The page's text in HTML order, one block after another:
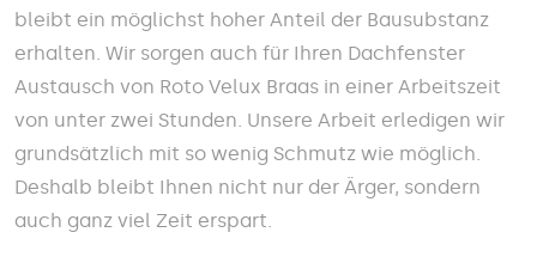
bleibt ein möglichst hoher Anteil der Bausubstanz
erhalten. Wir sorgen auch für Ihren Dachfenster
Austausch von Roto Velux Braas in einer Arbeitszeit
von unter zwei Stunden. Unsere Arbeit erledigen wir
grundsätzlich mit so wenig Schmutz wie möglich.
Deshalb bleibt Ihnen nicht nur der Ärger, sondern
auch ganz viel Zeit erspart.